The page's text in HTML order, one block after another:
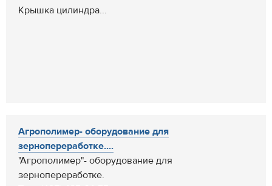
Крышка цилиндра...
Агрополимер- оборудование для
зернопереработке....
"Агрополимер"- оборудование для
зернопереработке.